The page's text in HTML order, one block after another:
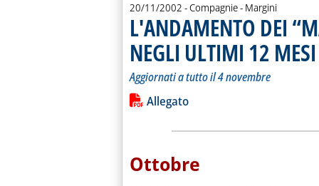
20/11/2002 - Compagnie - Margini
L'ANDAMENTO DEI
NEGLI ULTIMI 12 MESI
Aggiornati a tutto il 4 novembre
Leggi tutta la notizia: 'L'ANDAMENTO
Lista allegati PDF alla notizia
Allegato
Ottobre